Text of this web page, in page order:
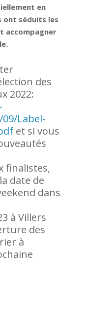
en
ont séduits les
accompagner
des
2022:
Label-
et si vous
finalistes,
date de
dans
à Villers
des
à